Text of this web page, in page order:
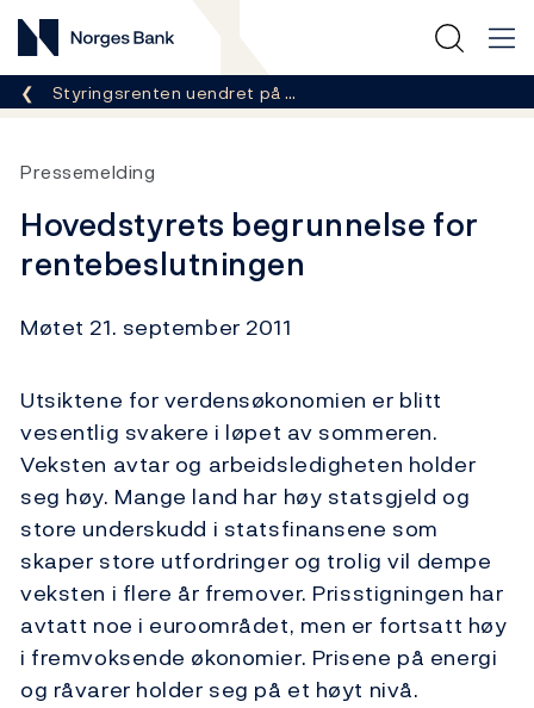
Norges Bank
Her er du nå:
Styringsrenten uendret på …
Pressemelding
Hovedstyrets begrunnelse for
rentebeslutningen
Møtet 21. september 2011
Utsiktene for verdensøkonomien er blitt
vesentlig svakere i løpet av sommeren.
Veksten avtar og arbeidsledigheten holder
seg høy. Mange land har høy statsgjeld og
store underskudd i statsfinansene som
skaper store utfordringer og trolig vil dempe
veksten i flere år fremover. Prisstigningen har
avtatt noe i euroområdet, men er fortsatt høy
i fremvoksende økonomier. Prisene på energi
og råvarer holder seg på et høyt nivå.